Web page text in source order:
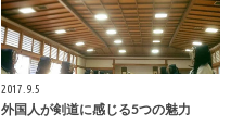
2017.9.5
外国人が剣道に感じる5つの魅力